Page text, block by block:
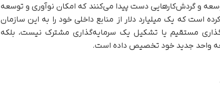
و گردش‌کارهایی دست پیدا می‌کنند که امکان نوآوری و توسعه
است که یک میلیارد دلار از منابع داخلی خود را به این سازمان
مستقیم یا تشکیل یک سرمایه‌گذاری مشترک نیست، بلکه
واحد جدید خود تخصیص داده است.